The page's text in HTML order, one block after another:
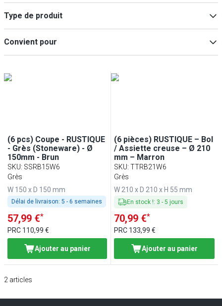
Min
Type de produit
Assiette(1)
Convient pour
(6 pcs) Coupe - RUSTIQUE
- Grès (Stoneware) - Ø
150mm - Brun
SKU: SSRB15W6
Grès
W 150 x D 150 mm
Délai de livraison: 5 - 6 semaines
57,99 €*
PRC 110,99 €
Ajouter au panier
(6 pièces) RUSTIQUE – Bol
/ Assiette creuse – Ø 210
mm – Marron
SKU:TTRB21W6
Grès
W 210 x D 210 x H 55 mm
En stock !: 3 -5 jours
70,99 €*
PRC 133,99 €
Ajouter au panier
2 articles